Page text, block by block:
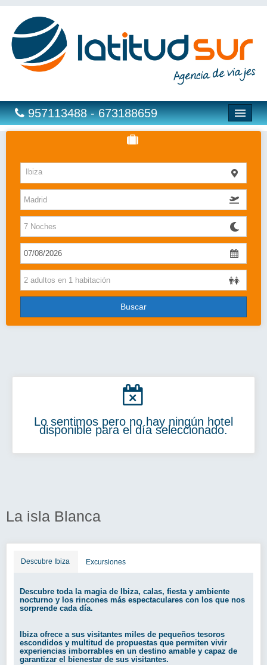
957113488 - 673188659
Hoteles
Costas
Islas
Caribe
Bahia Principe
Cruceros
Grandes Viajes
Más..
Entradas/Ocio
Ibiza
Buscar
Lo sentimos pero no hay ningún hotel
disponible para el día seleccionado.
La isla Blanca
Descubre Ibiza Excursiones
Descubre toda la magia de Ibiza, calas, fiesta y ambiente
nocturno y los rincones más espectaculares con los que nos
sorprende cada día.
Ibiza ofrece a sus visitantes miles de pequeños tesoros
escondidos y multitud de propuestas que permiten vivir
experiencias imborrables en un destino amable y capaz de
garantizar el bienestar de sus visitantes.